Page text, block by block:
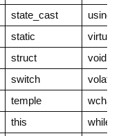
state_cast
using
static
virtual
struct
void
switch
volatile
temple
this
while